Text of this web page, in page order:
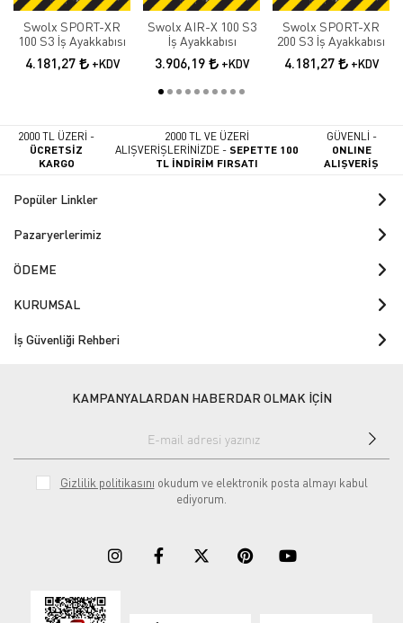
Swolx SPORT-XR
100 S3 İş Ayakkabısı
4.181,27 +KDV
Swolx AIR-X 100 S3
İş Ayakkabısı
3.906,19 +KDV
Swolx SPORT-XR
200 S3 İş Ayakkabısı
4.181,27 +KDV
2000 TL ÜZERİ -
ÜCRETSİZ
KARGO
2000 TL VE ÜZERİ
ALIŞVERİŞLERİNİZDE -SEPETTE 100
TL İNDİRİM FIRSATI
GÜVENLİ -
ONLINE
ALIŞVERİŞ
Popüler Linkler
Pazaryerlerimiz
ÖDEME
KURUMSAL
İş Güvenliği Rehberi
KAMPANYALARDAN HABERDAR OLMAK İÇİN
Gizlilik politikasını okudum ve elektronik posta almayı kabul
ediyorum.